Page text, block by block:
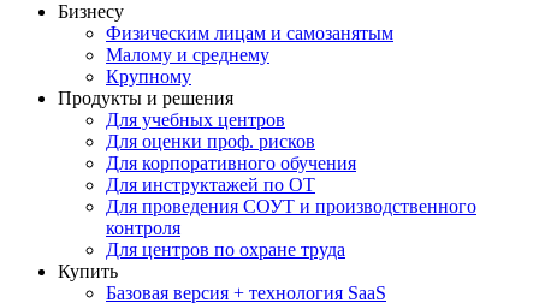
Бизнесу
Физическим лицам и самозанятым
Малому и среднему
Крупному
Продукты и решения
Для учебных центров
Для оценки проф. рисков
Для корпоративного обучения
Для инструктажей по ОТ
Для проведения СОУТ и производственного
контроля
Для центров по охране труда
Купить
Базовая версия + технология SaaS